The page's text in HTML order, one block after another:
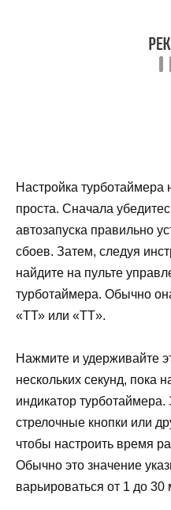
Настройка
проста. Сначала
автозапуска правильно
сбоев. Затем, следуя
найдите на пультe
турботаймера. Обычно
«ТТ» или «TT».
Нажмите и удерживайте
нескольких секунд, пока
индикатор турботаймера.
стрелочные кнопки или
чтобы настроить время
Обычно это значение
варьироваться от 1 до 30